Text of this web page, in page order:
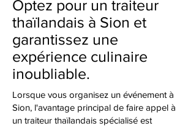
Optez pour un traiteur
thaïlandais à Sion et
garantissez une
expérience culinaire
inoubliable.
Lorsque vous organisez un événement à
Sion, l'avantage principal de faire appel à
un traiteur thaïlandais spécialisé est